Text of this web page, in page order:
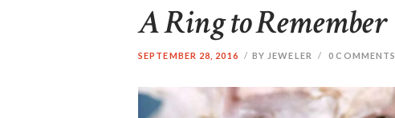
A Ring to Remember
SEPTEMBER 28, 2016 BY JEWELER 0 COMMENTS